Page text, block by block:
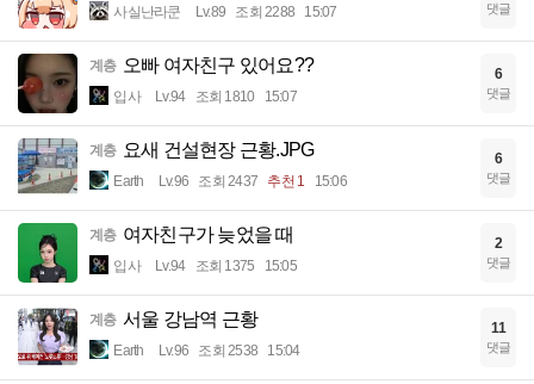
사실난라쿤 Lv.89 조회 2288 15:07 댓글
계층 오빠 여자친구 있어요??
입사 Lv.94 조회 1810 15:07
6
댓글
계층 요새 건설현장 근황.JPG
Earth Lv.96 조회 2437 추천 1 15:06
6
댓글
계층 여자친구가 늦었을 때
입사 Lv.94 조회 1375 15:05
2
댓글
계층 서울 강남역 근황
Earth Lv.96 조회 2538 15:04
11
댓글